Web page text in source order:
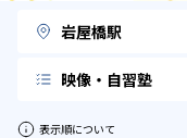
岩屋橋駅
映像・自習塾
表示順について